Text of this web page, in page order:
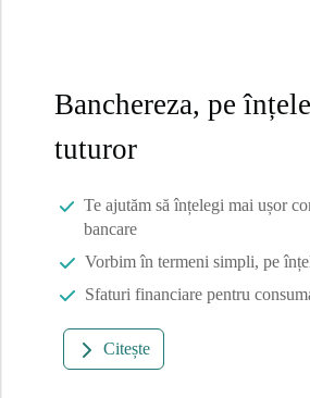
Banchereza, pe
tuturor
Te ajutăm să înțelegi mai ușor
bancare
Vorbim în termeni simpli, pe
Sfaturi financiare pentru
Citește